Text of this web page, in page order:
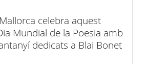
celebra aquest
Mundial de la Poesia amb
dedicats a Blai Bonet